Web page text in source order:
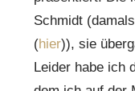
Schmidt
(hier)), sie
Leider habe ich